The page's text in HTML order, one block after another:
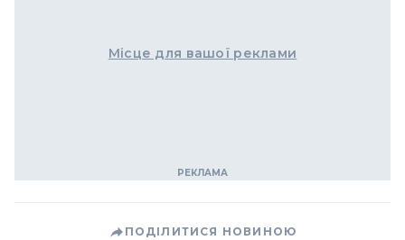
Місце для вашої реклами
ПОДІЛИТИСЯ НОВИНОЮ